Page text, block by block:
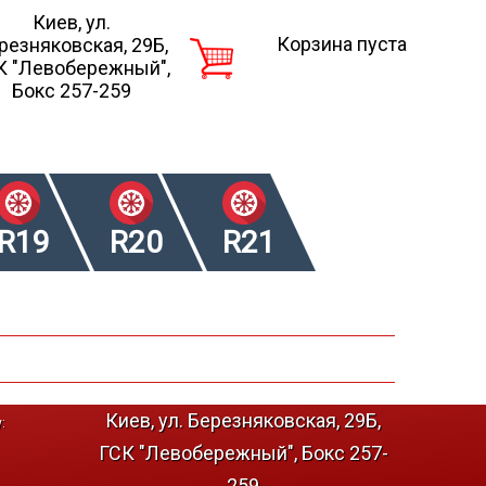
Киев, ул.
29Б,
"Левобережный",
Бокс 257-259
Корзина пуста
R20 R21
Киев, ул. Березняковская, 29Б,
ГСК "Левобережный", Бокс 257-